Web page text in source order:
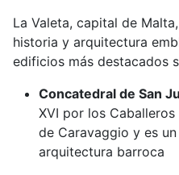
La Valeta, capital de
historia y arquitectura
edificios más destacados
Concatedral de San
XVI por los
de Caravaggio y es
arquitectura barroca